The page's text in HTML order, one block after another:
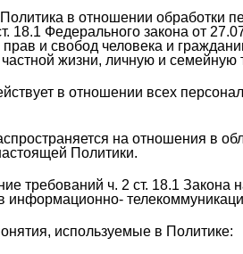
в отношении обработки
18.1 Федерального закона от
и свобод человека и
жизни, личную и семейную
в отношении всех
на отношения в
Политики.
требований ч. 2 ст. 18.1
информационно-
используемые в Политике: